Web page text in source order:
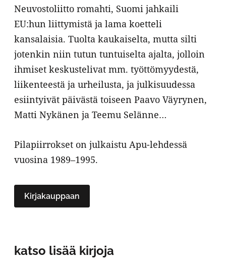
Neuvostoliitto romahti, Suomi jahkaili
EU:hun liittymistä ja lama koetteli
kansalaisia. Tuolta kaukaiselta, mutta silti
jotenkin niin tutun tuntuiselta ajalta, jolloin
ihmiset keskustelivat mm. työttömyydestä,
liikenteestä ja urheilusta, ja julkisuudessa
esiintyivät päivästä toiseen Paavo Väyrynen,
Matti Nykänen ja Teemu Selänne…
Pilapiirrokset on julkaistu Apu-lehdessä
vuosina 1989–1995.
Kirjakauppaan
katso lisää kirjoja